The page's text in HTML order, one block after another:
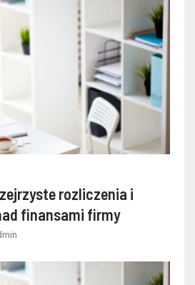
rozliczenia i
finansami firmy